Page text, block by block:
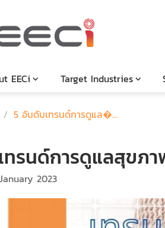
EECi Target Industries
/ 5 อันดับเทรนด์การดูแล�...
รนด์การดูแลสุขภา
2023